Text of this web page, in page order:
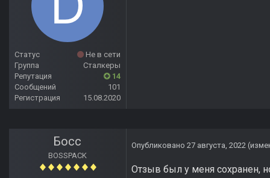
Статус
Не в сети
Группа
Сталкеры
Репутация
14
Сообщений
101
Регистрация
15.08.2020
Босс
BOSSPACK
Опубликовано 27 августа, 2022
Отзыв был у меня сохранен,